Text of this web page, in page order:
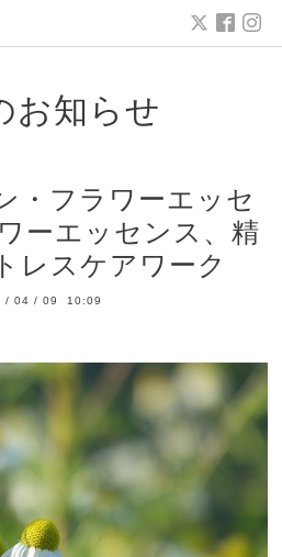
お知らせ
・フラワーエッセ
ーエッセンス、精
レスケアワーク
/ 04 / 09 10:09